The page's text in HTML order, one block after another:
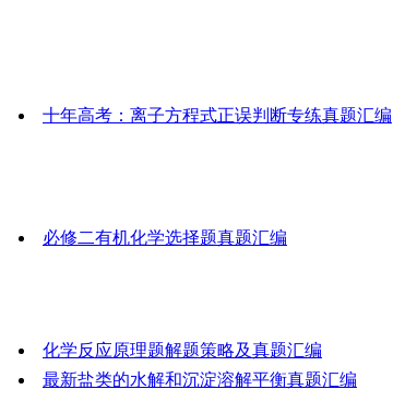
十年高考：离子方程式正误判断专练真题汇编
必修二有机化学选择题真题汇编
化学反应原理题解题策略及真题汇编
最新盐类的水解和沉淀溶解平衡真题汇编